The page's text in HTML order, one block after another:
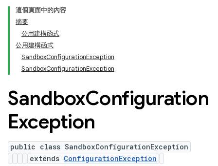
這個頁面中的內容
摘要
公用建構函式
公用建構函式
SandboxConfigurationException
SandboxConfigurationException
SandboxConfiguration
Exception
public class SandboxConfigurationException
extends ConfigurationException